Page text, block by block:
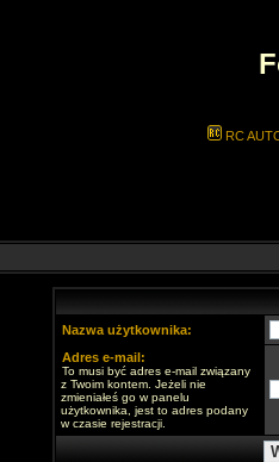
RC
Nazwa użytkownika:
Adres e-mail:
To musi być adres e-mail związany
z Twoim kontem. Jeżeli nie
zmieniałeś go w panelu
użytkownika, jest to adres podany
w czasie rejestracji.